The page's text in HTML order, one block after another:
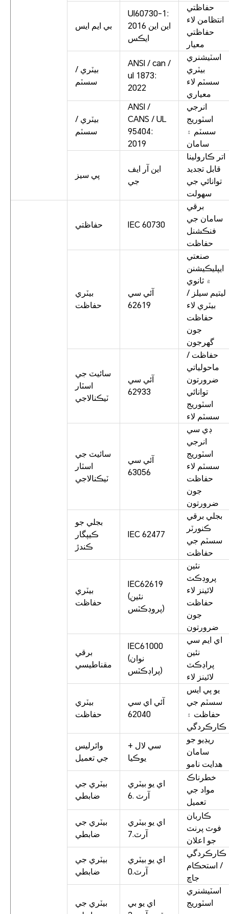
بي ايم ايس
Ul60730-1:
2016 اين اين
ايڪس
حفاظتي
انتظامن لاء
حفاظتي
معيار
بيٽري /
سسٽم
ANSI / can /
ul 1873:
2022
اسٽيشنري
بيٽري
سسٽم لاء
معياري
بيٽري /
سسٽم
ANSI /
CANS / UL
95404:
2019
انرجي
اسٽوريج
سسٽم ۽
سامان
پي سيز
اين آر ايف
جي
اتر ڪارولينا
قابل تجديد
توانائي جي
سهولت
حفاظتي IEC 60730
برقي
سامان جي
فنڪشنل
حفاظت
بيٽري
حفاظت
آئي سي
62619
صنعتي
ايپليڪيشنن
۾ ثانوي
ليتيم سيلز /
بيٽري لاء
حفاظت
جون
گهرجون
سائيٽ جي
اسٽار
ٽيڪنالاجي
آئي سي
62933
حفاظت /
ماحولياتي
ضرورتون
توانائي
اسٽوريج
سسٽم لاء
سائيٽ جي
اسٽار
ٽيڪنالاجي
آئي سي
63056
ڊي سي
انرجي
اسٽوريج
سسٽم لاء
حفاظت
جون
ضرورتون
بجلي جو
ڪيپگار
ڪندڙ
IEC 62477
بجلي برقي
ڪنورٽر
سسٽم جي
حفاظت
بيٽري
حفاظت
IEC62619
(نئين
پروڊڪٽس)
نئين
پروڊڪٽ
لائينز لاء
حفاظت
جون
ضرورتون
برقي
مقناطيسي
IEC61000
(نوان
پراڊڪٽس)
اي ايم سي
نئين
پراڊڪٽ
لائينز لاء
بيٽري
حفاظت
آئي اي سي
62040
يو پي ايس
سسٽم جي
حفاظت ۽
ڪارڪردگي
وائرليس
جي تعميل
سي لال +
يوڪيا
ريڊيو جو
سامان
هدايت نامو
بيٽري جي
ضابطي
اي يو بيٽري
آرٽ .6
خطرناڪ
مواد جي
تعميل
بيٽري جي
ضابطي
اي يو بيٽري
آرٽ.7
ڪاربان
فوٽ پرنٽ
جو اعلان
بيٽري جي
ضابطي
اي يو بيٽري
آرٽ.0
ڪارڪردگي
/ استحڪام
جاچ
بيٽري جي
اي يو بي
اسٽيشنري
اسٽوريج